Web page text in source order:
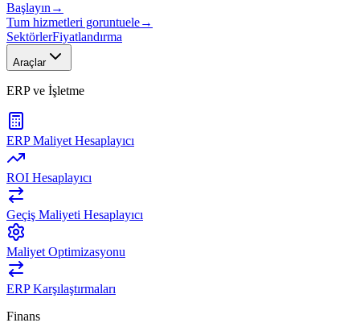
Başlayın →
Tum hizmetleri goruntuele→
SektörlerFiyatlandırma
Araçlar
ERP ve İşletme
ERP Maliyet Hesaplayıcı
ROI Hesaplayıcı
Geçiş Maliyeti Hesaplayıcı
Maliyet Optimizasyonu
ERP Karşılaştırmaları
Finans